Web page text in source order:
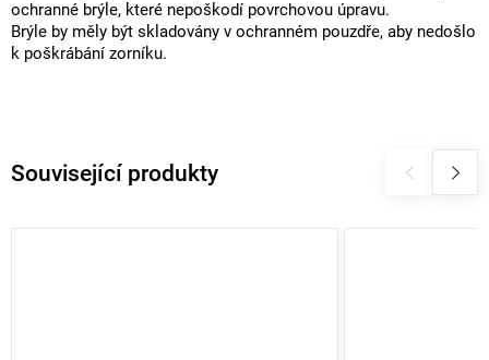
Související produkty
ochranné brýle, které nepoškodí povrchovou úpravu.
Brýle by měly být skladovány v ochranném pouzdře, aby nedošlo
k poškrábání zorníku.